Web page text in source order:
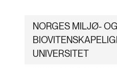
NORGES MILJØ- OG
UNIVERSITET